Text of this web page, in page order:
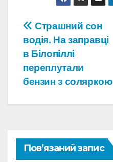
Навігація
записів
Страшний сон
водія. На заправці
в Білопіллі
переплутали
бензин з соляркою
Пов’язаний запис